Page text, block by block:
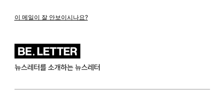
이 메일이 잘 안보이시나요?